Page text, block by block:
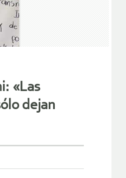
«Las
dejan